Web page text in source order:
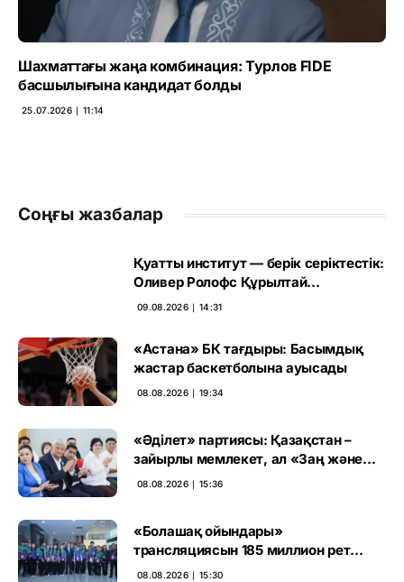
Шахматтағы жаңа комбинация: Турлов FIDE
басшылығына кандидат болды
25.07.2026 ∣ 11:14
Соңғы жазбалар
Қуатты институт — берік серіктестік:
Оливер Ролофс Құрылтай
сайлауының маңызын бағалады
09.08.2026 ∣ 14:31
«Астана» БК тағдыры: Басымдық
жастар баскетболына ауысады
08.08.2026 ∣ 19:34
«Әділет» партиясы: Қазақстан –
зайырлы мемлекет, ал «Заң және
тәртіп» қағидаты баршаға міндетті
08.08.2026 ∣ 15:36
«Болашақ ойындары»
трансляциясын 185 миллион рет
көрген
08.08.2026 ∣ 15:30